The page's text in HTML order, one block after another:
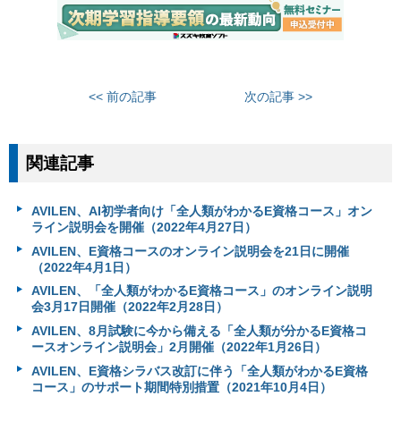
<< 前の記事 次の記事 >>
関連記事
AVILEN、AI初学者向け「全人類がわかるE資格コース」オン
ライン説明会を開催（2022年4月27日）
AVILEN、E資格コースのオンライン説明会を21日に開催
（2022年4月1日）
AVILEN、「全人類がわかるE資格コース」のオンライン説明
会3月17日開催（2022年2月28日）
AVILEN、8月試験に今から備える「全人類が分かるE資格コ
ースオンライン説明会」2月開催（2022年1月26日）
AVILEN、E資格シラバス改訂に伴う「全人類がわかるE資格
コース」のサポート期間特別措置（2021年10月4日）